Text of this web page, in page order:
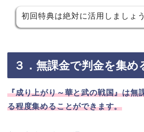
初回特典は絶対に活用しましょう
３．無課金で判金を集め
『成り上がり～華と武の戦国』は無
る程度集めることができます。